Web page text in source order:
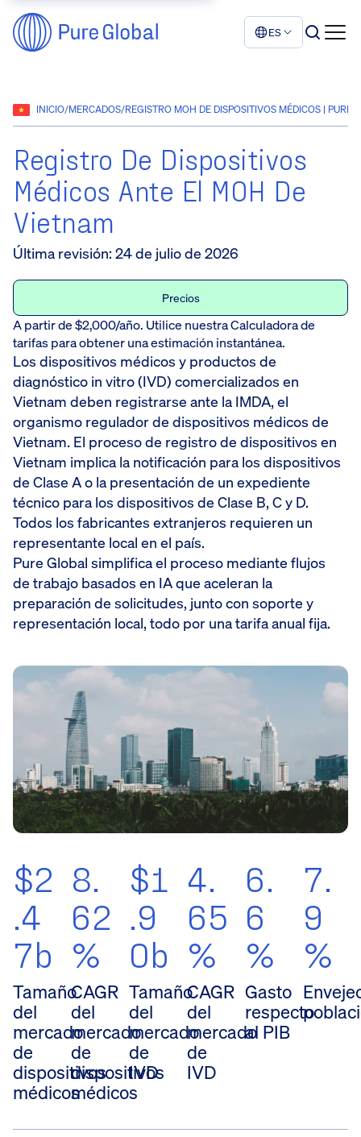
ES
INICIO/MERCADOS/REGISTRO MOH DE DISPOSITIVOS MÉDICOS | PURE
Registro De Dispositivos
Médicos Ante El MOH De
Vietnam
Última revisión: 24 de julio de 2026
Precios
A partir de $2,000/año. Utilice nuestra Calculadora de
tarifas para obtener una estimación instantánea.
Los dispositivos médicos y productos de
diagnóstico in vitro (IVD) comercializados en
Vietnam deben registrarse ante la IMDA, el
organismo regulador de dispositivos médicos de
Vietnam. El proceso de registro de dispositivos en
Vietnam implica la notificación para los dispositivos
de Clase A o la presentación de un expediente
técnico para los dispositivos de Clase B, C y D.
Todos los fabricantes extranjeros requieren un
representante local en el país.
Pure Global simplifica el proceso mediante flujos
de trabajo basados en IA que aceleran la
preparación de solicitudes, junto con soporte y
representación local, todo por una tarifa anual fija.
$2
.4
7b
Tamaño
del
mercado
de
dispositivos
médicos
8.
62
%
CAGR
del
mercado
de
dispositivos
médicos
$1
.9
0b
Tamaño
del
mercado
de
IVD
4.
65
%
CAGR
del
mercado
de
IVD
6.
6
%
Gasto
respecto
al PIB
7.
9
%